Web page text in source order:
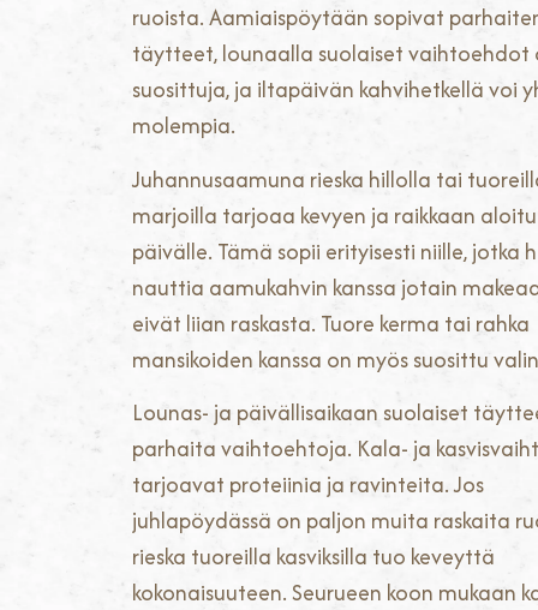
ruoista. Aamiaispöytään sopivat
täytteet, lounaalla suolaiset vaihtoehdot
suosittuja, ja iltapäivän kahvihetkellä voi
molempia.
Juhannusaamuna rieska hillolla tai
marjoilla tarjoaa kevyen ja raikkaan
päivälle. Tämä sopii erityisesti niille, jotka
nauttia aamukahvin kanssa jotain
eivät liian raskasta. Tuore kerma tai rahka
mansikoiden kanssa on myös suosittu
Lounas- ja päivällisaikaan suolaiset
parhaita vaihtoehtoja. Kala- ja
tarjoavat proteiinia ja ravinteita. Jos
juhlapöydässä on paljon muita raskaita
rieska tuoreilla kasviksilla tuo keveyttä
kokonaisuuteen. Seurueen koon mukaan